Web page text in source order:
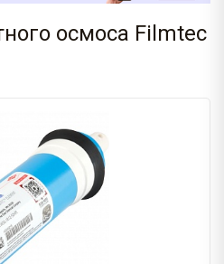
осмоса Filmtec